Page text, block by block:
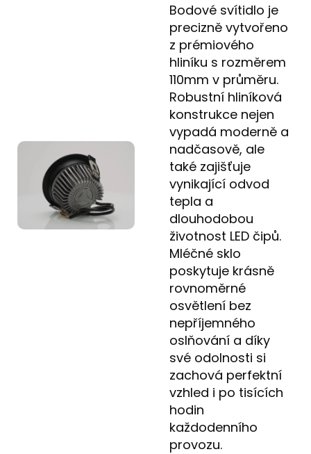
Bodové svítidlo je
precizně vytvořeno
z prémiového
hliníku s rozměrem
110mm v průměru.
Robustní hliníková
konstrukce nejen
vypadá moderně a
nadčasově, ale
také zajišťuje
vynikající odvod
tepla a
dlouhodobou
životnost LED čipů.
Mléčné sklo
poskytuje krásně
rovnoměrné
osvětlení bez
nepříjemného
oslňování a díky
své odolnosti si
zachová perfektní
vzhled i po tisících
hodin
každodenního
provozu.